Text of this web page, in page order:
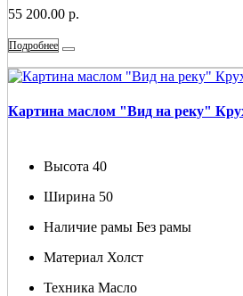
55 200.00 р.
Подробнее
Картина маслом "Вид на реку"
Высота 40
Ширина 50
Наличие рамы Без рамы
Материал Холст
Техника Масло